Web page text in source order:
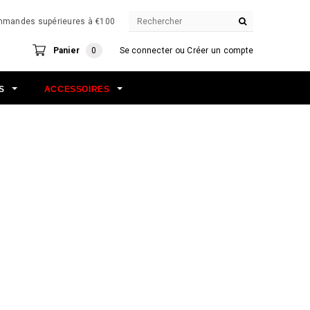
supérieures à €100
Se connecter ou Créer un compte
Panier 0
ACCESSOIRES